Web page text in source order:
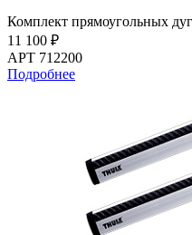
Комплект прямоугольных
11 100 ₽
АРТ 712200
Подробнее